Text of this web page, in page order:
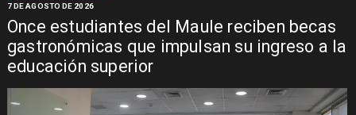
Once estudiantes del Maule reciben becas
gastronómicas que impulsan su ingreso a la
educación superior
7 DE AGOSTO DE 2026